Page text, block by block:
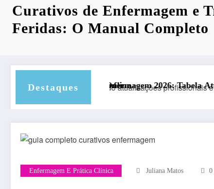
Curativos de Enfermagem e
Feridas: O Manual Completo
Destaques
2026: Tabela Atualizada e Valores por Estado
Calculadora de
Enfermagem E Prática Clínica Juliana Matos 0